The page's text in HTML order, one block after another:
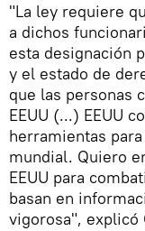
"La ley requiere
a dichos
esta designación
y el estado de
que las personas
EEUU (...) EEUU
herramientas
mundial. Quiero
EEUU para
basan en
vigorosa", explicó